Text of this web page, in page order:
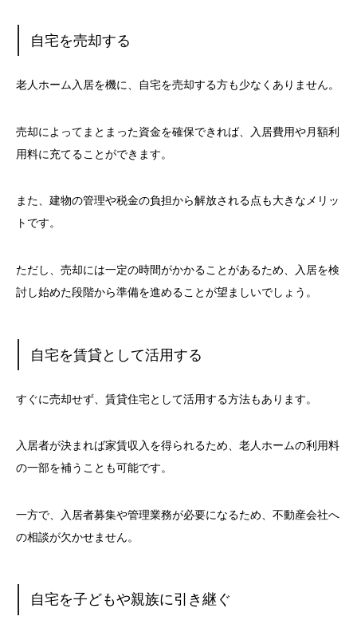
自宅を売却する
老人ホーム入居を機に、自宅を売却する方も少なくありません。
売却によってまとまった資金を確保できれば、入居費用や月額利
用料に充てることができます。
また、建物の管理や税金の負担から解放される点も大きなメリッ
トです。
ただし、売却には一定の時間がかかることがあるため、入居を検
討し始めた段階から準備を進めることが望ましいでしょう。
自宅を賃貸として活用する
すぐに売却せず、賃貸住宅として活用する方法もあります。
入居者が決まれば家賃収入を得られるため、老人ホームの利用料
の一部を補うことも可能です。
一方で、入居者募集や管理業務が必要になるため、不動産会社へ
の相談が欠かせません。
自宅を子どもや親族に引き継ぐ